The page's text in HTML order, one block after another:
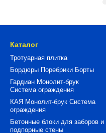
Каталог
Тротуарная плитка
Бордюры Поребрики Борты
Гардиан Монолит-брук
Система ограждения
КАЯ Монолит-брук Система
ограждения
Бетонные блоки для заборов и
подпорные стены